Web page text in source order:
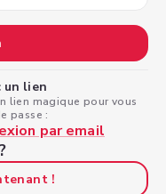
un lien
lien magique pour vous
passe :
par email
!